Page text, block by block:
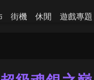
街機 休閒 遊戲專題